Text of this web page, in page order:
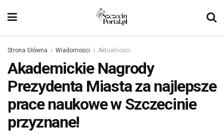
Strona Główna Wiadomości Aktualności
Akademickie Nagrody
Prezydenta Miasta za najlepsze
prace naukowe w Szczecinie
przyznane!